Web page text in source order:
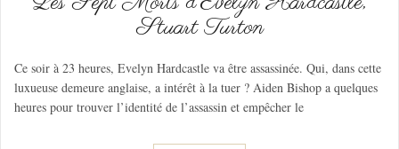
Stuart Turton
Ce soir à 23 heures, Evelyn Hardcastle va être assassinée. Qui, dans cette
luxueuse demeure anglaise, a intérêt à la tuer ? Aiden Bishop a quelques
heures pour trouver l’identité de l’assassin et empêcher le